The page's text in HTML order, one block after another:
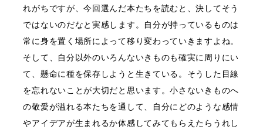
れがちですが、今回選んだ本たちを読むと、決してそう
ではないのだなと実感します。自分が持っているものは
常に身を置く場所によって移り変わっていきますよね。
そして、自分以外のいろんないきものも確実に周りにい
て、懸命に種を保存しようと生きている。そうした目線
を忘れないことが大切だと思います。小さないきものへ
の敬愛が溢れる本たちを通して、自分にどのような感情
やアイデアが生まれるか体感してみてもらえたらうれし